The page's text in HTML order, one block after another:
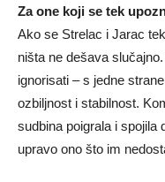
Za one koji se tek
Ako se Strelac i Jarac
ništa ne dešava
ignorisati – s jedne
ozbiljnost i stabilnost.
sudbina poigrala i spojila
upravo ono što im